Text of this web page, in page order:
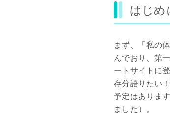
はじめ
まず、「私の
んでおり、第
ートサイトに
存分語りたい
予定はありま
ました）。